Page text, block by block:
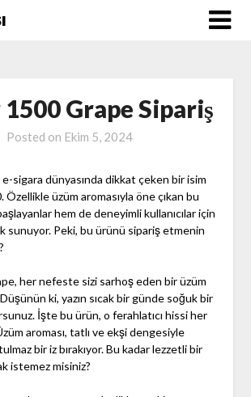
Grape Sipariş
Posted on Ekim 5, 2024
e-sigara dünyasında dikkat çeken bir isim
Özellikle üzüm aromasıyla öne çıkan bu
hem de deneyimli kullanıcılar için
sunuyor. Peki, bu ürünü sipariş etmenin
her nefeste sizi sarhoş eden bir üzüm
ki, yazın sıcak bir günde soğuk bir
İşte bu ürün, o ferahlatıcı hissi her
aroması, tatlı ve ekşi dengesiyle
bir iz bırakıyor. Bu kadar lezzetli bir
istemez misiniz?